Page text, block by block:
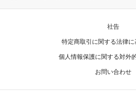
社告
特定商取引に関する法律
個人情報保護に関する対外
お問い合わせ